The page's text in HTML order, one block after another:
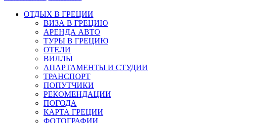
ОТДЫХ В ГРЕЦИИ
ВИЗА В ГРЕЦИЮ
АРЕНДА АВТО
ТУРЫ В ГРЕЦИЮ
ОТЕЛИ
ВИЛЛЫ
АПАРТАМЕНТЫ И СТУДИИ
ТРАНСПОРТ
ПОПУТЧИКИ
РЕКОМЕНДАЦИИ
ПОГОДА
КАРТА ГРЕЦИИ
ФОТОГРАФИИ